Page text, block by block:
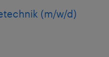
(m/w/d)